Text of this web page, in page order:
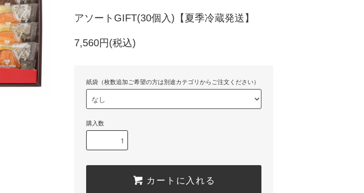
アソートGIFT(30個入)【夏季冷蔵発送】
7,560円(税込)
紙袋（枚数追加ご希望の方は別途カテゴリからご注文ください）
購入数
カートに入れる